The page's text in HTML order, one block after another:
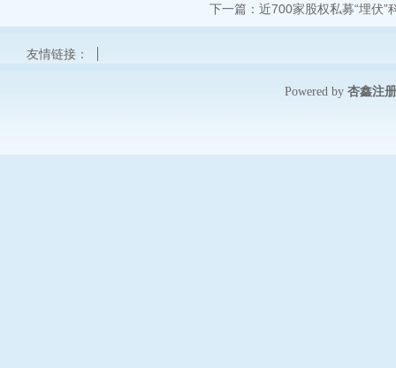
下一篇： 近700家股权私募“埋伏
友情链接：
Powered by 杏鑫注册